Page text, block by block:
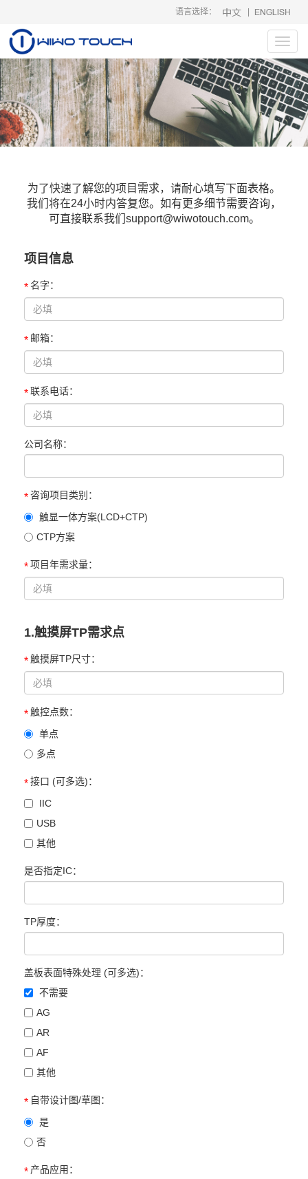
语言选择：
为了快速了解您的项目需求，请耐心填写下面表格。
我们将在24小时内答复您。如有更多细节需要咨询，
可直接联系我们support@wiwotouch.com。
项目信息
* 名字：
* 邮箱：
*联系电话：
公司名称：
*咨询项目类别：
触显一体方案(LCD+CTP)
CTP方案
*项目年需求量：
1.触摸屏TP需求点
*触摸屏TP尺寸：
*触控点数：
单点
多点
*接口 (可多选)：
IIC
USB
其他
是否指定IC：
TP厚度：
盖板表面特殊处理 (可多选)：
不需要
AG
AR
AF
其他
* 自带设计图/草图：
是
否
* 产品应用：